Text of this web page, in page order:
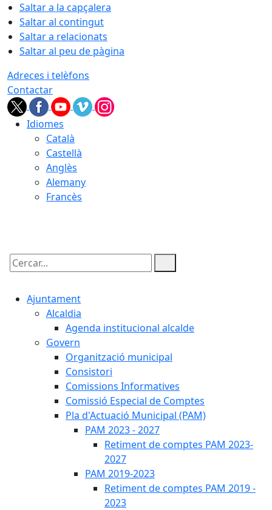
Saltar a la capçalera
Saltar al contingut
Saltar a relacionats
Saltar al peu de pàgina
Adreces i telèfons
Contactar
Idiomes
Català
Castellà
Anglès
Alemany
Francès
Cercar:
Ajuntament
Alcaldia
Agenda institucional alcalde
Govern
Organització municipal
Consistori
Comissions Informatives
Comissió Especial de Comptes
Pla d'Actuació Municipal (PAM)
PAM 2023 - 2027
Retiment de comptes PAM 2023-
2027
PAM 2019-2023
Retiment de comptes PAM 2019 -
2023